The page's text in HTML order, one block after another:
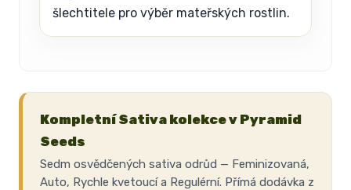
šlechtitele pro výběr mateřských rostlin.
Kompletní Sativa kolekce v Pyramid
Seeds
Sedm osvědčených sativa odrůd — Feminizovaná,
Auto, Rychle kvetoucí a Regulérní. Přímá dodávka z